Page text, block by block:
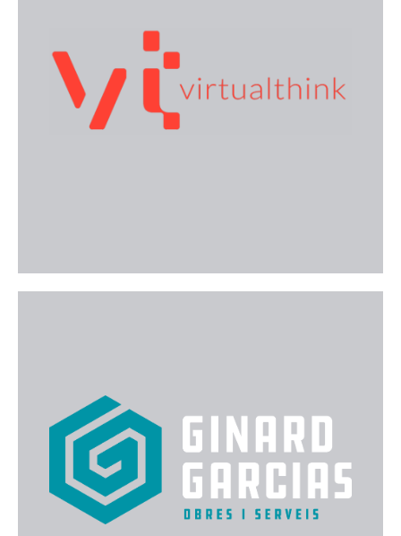
Virtual Think
Agència de comunicació 360 º a Mallorca que
impulsa marques i entitats amb disseny, xarxes,
web, premsa i campanyes creatives.
Serveis Ginard Garcías
Empresa especialitzada en instal·lacions
elèctriques i solucions d'eficiència energètica, amb
un servei professional, proper i de confiança.